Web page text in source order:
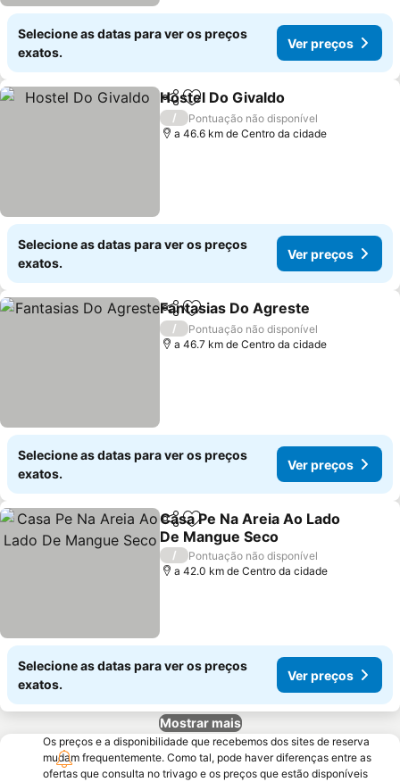
Selecione as datas para ver os preços
exatos.
Ver preços
PartilharAdicionar aos favoritos
Hostel Do Givaldo
/
Pontuação não disponível
a 46.6 km de Centro da cidade
Selecione as datas para ver os preços
exatos.
Ver preços
PartilharAdicionar aos favoritos
Fantasias Do Agreste
/
Pontuação não disponível
a 46.7 km de Centro da cidade
Selecione as datas para ver os preços
exatos.
Ver preços
PartilharAdicionar aos favoritos
Casa Pe Na Areia Ao Lado
De Mangue Seco
/
Pontuação não disponível
a 42.0 km de Centro da cidade
Selecione as datas para ver os preços
exatos.
Ver preços
Mostrar mais
Os preços e a disponibilidade que recebemos dos sites de reserva
mudam frequentemente. Como tal, pode haver diferenças entre as
ofertas que consulta no trivago e os preços que estão disponíveis